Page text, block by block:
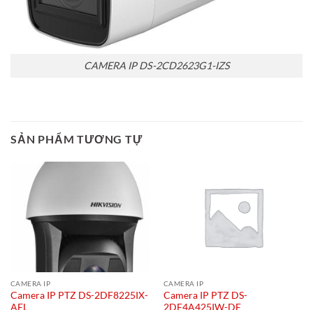
CAMERA IP DS-2CD2623G1-IZS
SẢN PHẨM TƯƠNG TỰ
CAMERA IP
Camera IP PTZ DS-2DF8225IX-
AEL
CAMERA IP
Camera IP PTZ DS-
2DE4A425IW-DE